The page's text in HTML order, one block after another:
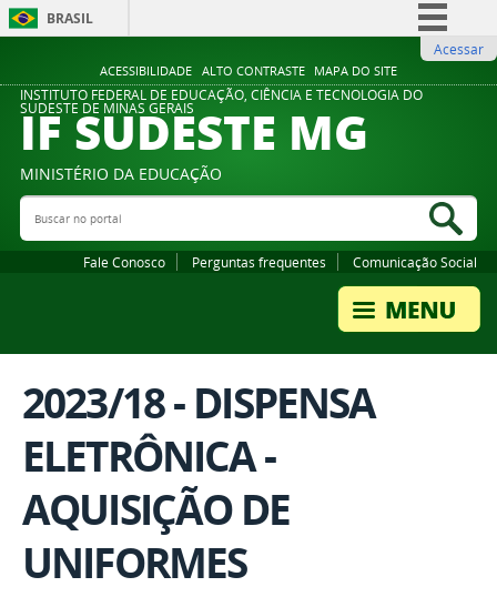
ACESSIBILIDADE ALTO CONTRASTE MAPA DO SITE
BRASIL
Comunica BR
Participe
Legislação
Acessar
INSTITUTO FEDERAL DE EDUCAÇÃO, CIÊNCIA E TECNOLOGIA DO
SUDESTE DE MINAS GERAIS
IF SUDESTE MG
MINISTÉRIO DA EDUCAÇÃO
Buscar no portal
Fale Conosco Perguntas frequentes Comunicação Social
2023/18 - DISPENSA
ELETRÔNICA -
AQUISIÇÃO DE
UNIFORMES